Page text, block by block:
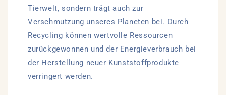
Tierwelt, sondern trägt auch zur
Verschmutzung unseres Planeten bei. Durch
Recycling können wertvolle Ressourcen
zurückgewonnen und der Energieverbrauch bei
der Herstellung neuer Kunststoffprodukte
verringert werden.